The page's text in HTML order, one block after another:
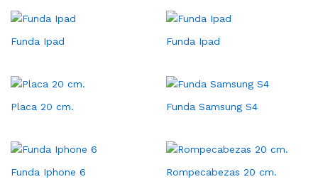
Funda Ipad Funda Ipad
Placa 20 cm. Funda Samsung S4
Funda Iphone 6 Rompecabezas 20 cm.